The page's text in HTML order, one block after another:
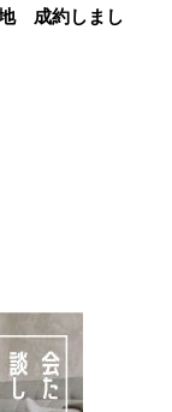
成約しまし